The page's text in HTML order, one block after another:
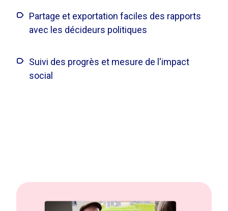
Partage et exportation faciles des rapports
avec les décideurs politiques
Suivi des progrès et mesure de l'impact
social